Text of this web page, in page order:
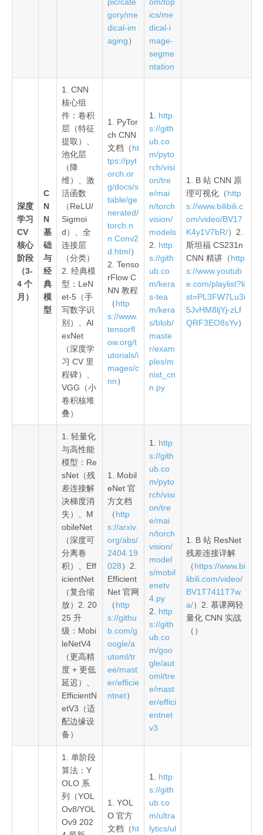
gory/me
dical-im
aging）
ics/me
dical-i
mage-
segme
ntation
深度
学习
CV
核心
阶段
（3-
4 个
月）
C
N
N
基
础
与
经
典
模
型
1. CNN
核心组
件：卷积
层（特征
提取）、
池化层
（降
维）、激
活函数
（ReLU/
Sigmoi
d）、全
连接层
（分类）
2. 经典模
型：LeN
et-5（手
写数字识
别）、Al
exNet
（深度学
习 CV 里
程碑）、
VGG（小
卷积核堆
叠）
1. PyTor
ch CNN
文档（ht
tps://pyt
orch.or
g/docs/s
table/ge
nerated/
torch.n
n.Conv2
d.html）
2. Tenso
rFlow C
NN 教程
（http
s://www.
tensorfl
ow.org/t
utorials/i
mages/c
nn）
1. http
s://gith
ub.co
m/pyto
rch/visi
on/tre
e/mai
n/torch
vision/
models
2. http
s://gith
ub.co
m/kera
s-tea
m/kera
s/blob/
maste
r/exam
ples/m
nist_cn
n.py
1. B 站 CNN 原
理可视化（http
s://www.bilibili.c
om/video/BV17
K4y1V7bR/）2.
斯坦福 CS231n
CNN 精讲（http
s://www.youtub
e.com/playlist?li
st=PL3FW7Lu3i
5JvHM8ljYj-zLf
QRF3EO8sYv）
1. 轻量化
与高性能
模型：Re
sNet（残
差连接解
决梯度消
失）、M
obileNet
（深度可
分离卷
积）、Eff
icientNet
（复合缩
放）2. 20
25 升
级：Mobi
leNetV4
（更高精
度 + 更低
延迟）、
EfficientN
etV3（适
配边缘设
备）
1. Mobil
eNet 官
方文档
（http
s://arxiv.
org/abs/
2404.19
028）2.
Efficient
Net 官网
（http
s://githu
b.com/g
oogle/a
utoml/tr
ee/mast
er/efficie
ntnet）
1. http
s://gith
ub.co
m/pyto
rch/visi
on/tre
e/mai
n/torch
vision/
model
s/mobil
enetv
4.py
2. http
s://gith
ub.co
m/goo
gle/aut
oml/tre
e/mast
er/effici
entnet
v3
1. B 站 ResNet
残差连接详解
（https://www.bi
libili.com/video/
BV1T7411T7w
a/）2. 慕课网轻
量化 CNN 实战
（）
1. 单阶段
算法：Y
OLO 系
列（YOL
Ov8/YOL
Ov9 202
1. YOL
O 官方
文档（ht
1. http
s://gith
ub.co
m/ultra
lytics/ul